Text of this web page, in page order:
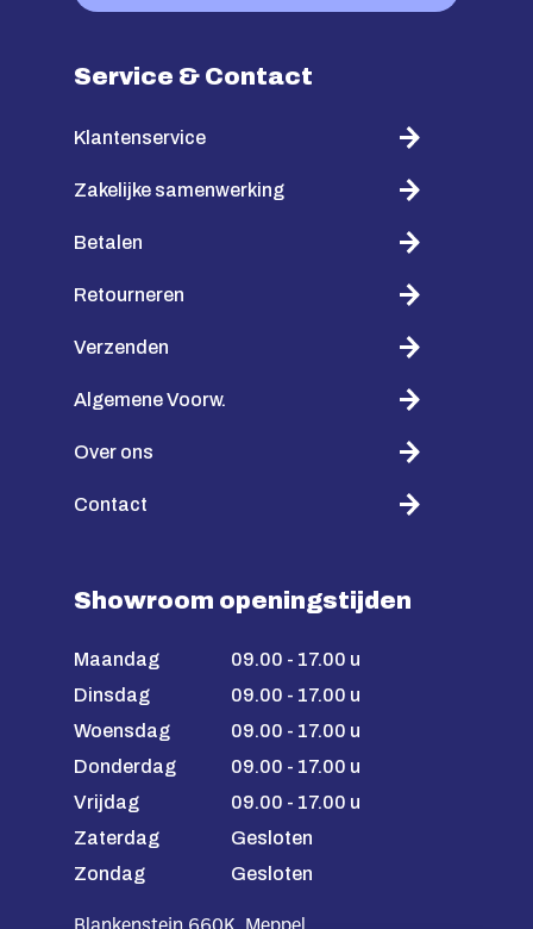
Service & Contact
Klantenservice
Zakelijke samenwerking
Betalen
Retourneren
Verzenden
Algemene Voorw.
Over ons
Contact
Showroom openingstijden
Maandag
09.00 - 17.00 u
Dinsdag
09.00 - 17.00 u
Woensdag
09.00 - 17.00 u
Donderdag
09.00 - 17.00 u
Vrijdag
09.00 - 17.00 u
Zaterdag
Gesloten
Zondag
Gesloten